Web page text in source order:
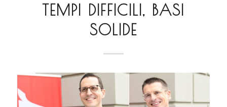
TEMPI DIFFICILI, BASI
SOLIDE